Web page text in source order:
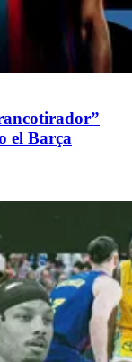
el Barça